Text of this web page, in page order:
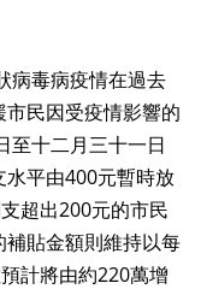
毒病疫情在過去
民因受疫情影響的
至十二月三十一日
平由400元暫時放
超出200元的市民
貼金額則維持以每
計將由約220萬增